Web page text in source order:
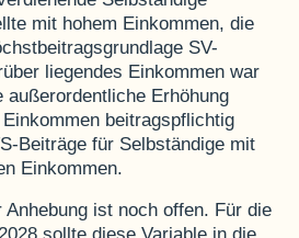
mit hohem Einkommen, die
SV-
liegendes Einkommen war
außerordentliche Erhöhung
beitragspflichtig
Beiträge für Selbständige mit
Einkommen.
Anhebung ist noch offen. Für die